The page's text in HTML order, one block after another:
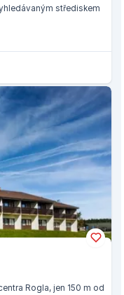
střediskem
Rogla, jen 150 m od